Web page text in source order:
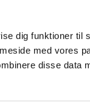
dig funktioner til
med vores
disse data
på hjemmesiden.
brugerens
antallet af besøg,
hjemmesiden og